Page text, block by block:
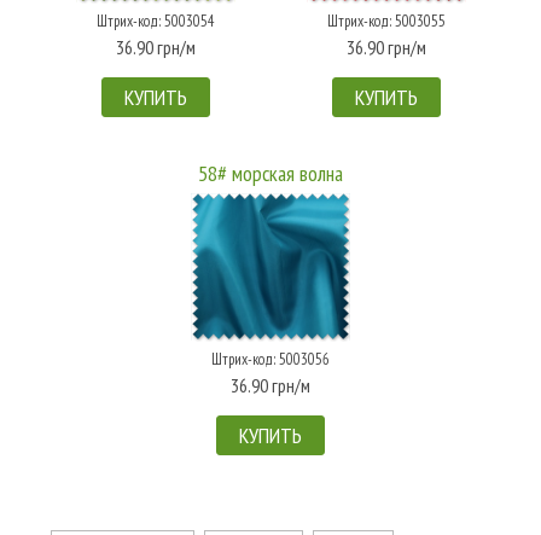
Штрих-код: 5003054
36.90 грн/м
КУПИТЬ
Штрих-код: 5003055
36.90 грн/м
КУПИТЬ
58# морская волна
Штрих-код: 5003056
36.90 грн/м
КУПИТЬ